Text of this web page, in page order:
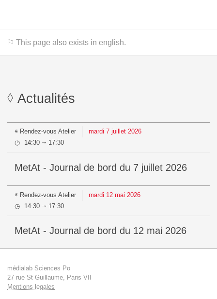
⚐ This page also exists in english.
Actualités
Rendez-vous Atelier mardi 7 juillet 2026
14:30 ⇥ 17:30
MetAt - Journal de bord du 7 juillet 2026
Rendez-vous Atelier mardi 12 mai 2026
14:30 ⇥ 17:30
MetAt - Journal de bord du 12 mai 2026
médialab Sciences Po
27 rue St Guillaume, Paris VII
Mentions legales